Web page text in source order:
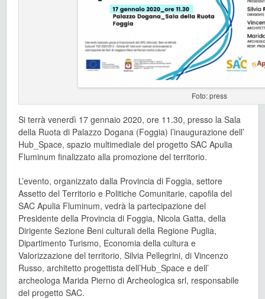
Foto: press
Si terrà venerdì 17 gennaio 2020, ore 11.30, presso la Sala
della Ruota di Palazzo Dogana (Foggia) l’inaugurazione dell’
Hub_Space, spazio multimediale del progetto SAC Apulia
Fluminum finalizzato alla promozione del territorio.
L’evento, organizzato dalla Provincia di Foggia, settore
Assetto del Territorio e Politiche Comunitarie, capofila del
SAC Apulia Fluminum, vedrà la partecipazione del
Presidente della Provincia di Foggia, Nicola Gatta, della
Dirigente Sezione Beni culturali della Regione Puglia,
Dipartimento Turismo, Economia della cultura e
Valorizzazione del territorio, Silvia Pellegrini, di Vincenzo
Russo, architetto progettista dell’Hub_Space e dell’
archeologa Marida Pierno di Archeologica srl, responsabile
del progetto SAC.